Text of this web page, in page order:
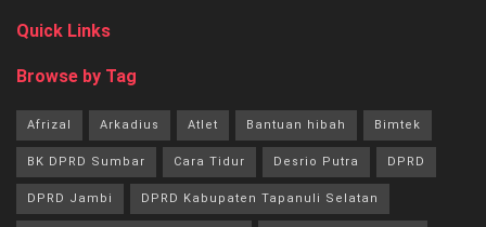
Quick Links
Browse by Tag
Afrizal Arkadius Atlet Bantuan hibah Bimtek
BK DPRD Sumbar Cara Tidur Desrio Putra DPRD
DPRD Jambi DPRD Kabupaten Tapanuli Selatan